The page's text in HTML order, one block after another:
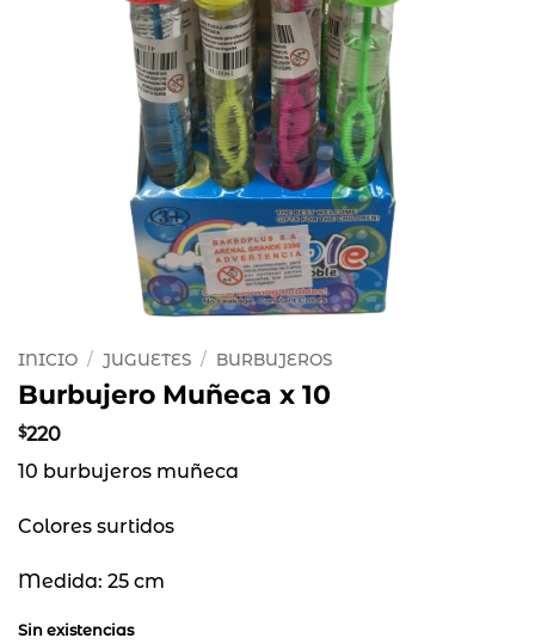
INICIO / JUGUETES / BURBUJEROS
Burbujero Muñeca x 10
$220
10 burbujeros muñeca
Colores surtidos
Medida: 25 cm
Sin existencias